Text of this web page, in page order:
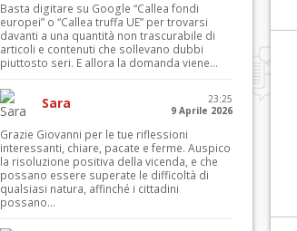
Basta digitare su Google “Callea fondi
europei” o “Callea truffa UE” per trovarsi
davanti a una quantità non trascurabile di
articoli e contenuti che sollevano dubbi
piuttosto seri. E allora la domanda viene...
Sara
23:25
9 Aprile 2026
Grazie Giovanni per le tue riflessioni
interessanti, chiare, pacate e ferme. Auspico
la risoluzione positiva della vicenda, e che
possano essere superate le difficoltà di
qualsiasi natura, affinché i cittadini
possano...